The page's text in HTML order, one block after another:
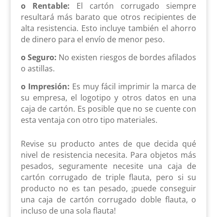
o Rentable: El cartón corrugado siempre
resultará más barato que otros recipientes de
alta resistencia. Esto incluye también el ahorro
de dinero para el envío de menor peso.
o Seguro: No existen riesgos de bordes afilados
o astillas.
o Impresión: Es muy fácil imprimir la marca de
su empresa, el logotipo y otros datos en una
caja de cartón. Es posible que no se cuente con
esta ventaja con otro tipo materiales.
Revise su producto antes de que decida qué
nivel de resistencia necesita. Para objetos más
pesados, seguramente necesite una caja de
cartón corrugado de triple flauta, pero si su
producto no es tan pesado, ¡puede conseguir
una caja de cartón corrugado doble flauta, o
incluso de una sola flauta!